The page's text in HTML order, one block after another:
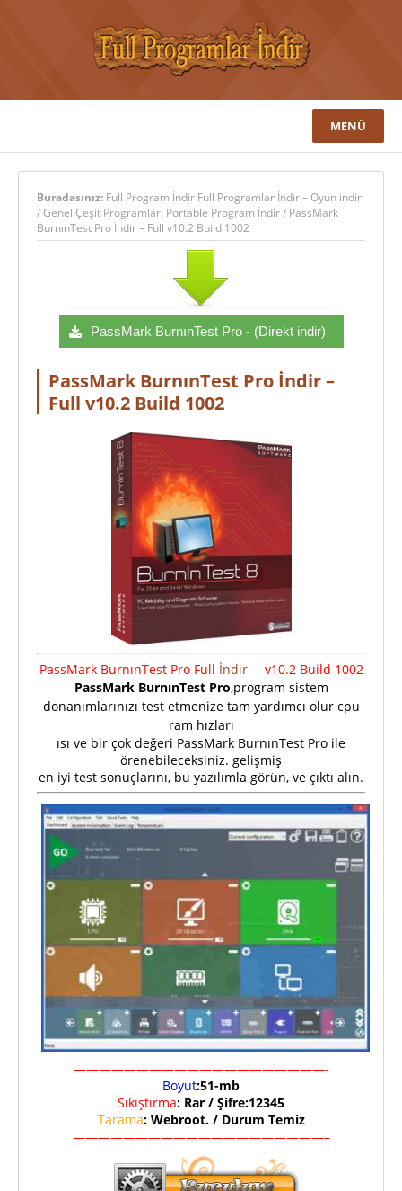
MENÜ
Buradasınız: Full Program İndir Full Programlar İndir – Oyun indir
/Genel Çeşit Programlar, Portable Program İndir/ PassMark
BurnınTest Pro İndir – Full v10.2 Build 1002
PassMark BurnınTest Pro - (Direkt indir)
PassMark BurnınTest Pro İndir –
Full v10.2 Build 1002
PassMark BurnınTest Pro Full İndir– v10.2 Build 1002
PassMark BurnınTest Pro,program sistem
donanımlarınızı test etmenize tam yardımcı olur cpu
ram hızları
ısı ve bir çok değeri PassMark BurnınTest Pro ile
örenebileceksiniz. gelişmiş
en iyi test sonuçlarını, bu yazılımla görün, ve çıktı alın.
————————————————————-
Boyut:51-mb
Sıkıştırma: Rar / Şifre:12345
Tarama: Webroot. / Durum Temiz
————————————————————–